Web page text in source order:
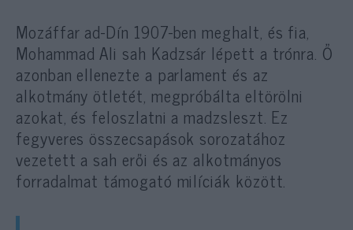
Mozáffar ad-Dín 1907-ben meghalt, és fia,
Mohammad Ali sah Kadzsár lépett a trónra. Ő
azonban ellenezte a parlament és az
alkotmány ötletét, megpróbálta eltörölni
azokat, és feloszlatni a madzsleszt. Ez
fegyveres összecsapások sorozatához
vezetett a sah erői és az alkotmányos
forradalmat támogató milíciák között.